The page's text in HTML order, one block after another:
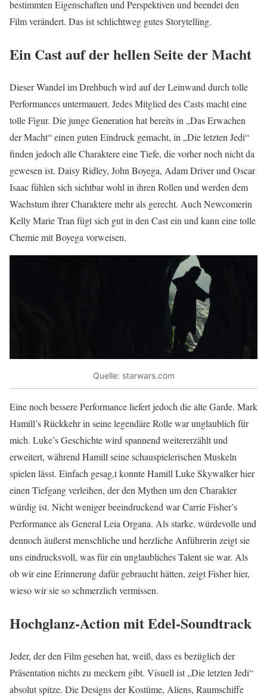
bestimmten Eigenschaften und Perspektiven und beendet den
Film verändert. Das ist schlichtweg gutes Storytelling.
Ein Cast auf der hellen Seite der Macht
Dieser Wandel im Drehbuch wird auf der Leinwand durch tolle
Performances untermauert. Jedes Mitglied des Casts macht eine
tolle Figur. Die junge Generation hat bereits in „Das Erwachen
der Macht“ einen guten Eindruck gemacht, in „Die letzten Jedi“
finden jedoch alle Charaktere eine Tiefe, die vorher noch nicht da
gewesen ist. Daisy Ridley, John Boyega, Adam Driver und Oscar
Isaac fühlen sich sichtbar wohl in ihren Rollen und werden dem
Wachstum ihrer Charaktere mehr als gerecht. Auch Newcomerin
Kelly Marie Tran fügt sich gut in den Cast ein und kann eine tolle
Chemie mit Boyega vorweisen.
Quelle: starwars.com
Eine noch bessere Performance liefert jedoch die alte Garde. Mark
Hamill’s Rückkehr in seine legendäre Rolle war unglaublich für
mich. Luke’s Geschichte wird spannend weitererzählt und
erweitert, während Hamill seine schauspielerischen Muskeln
spielen lässt. Einfach gesag,t konnte Hamill Luke Skywalker hier
einen Tiefgang verleihen, der den Mythen um den Charakter
würdig ist. Nicht weniger beeindruckend war Carrie Fisher’s
Performance als General Leia Organa. Als starke, würdevolle und
dennoch äußerst menschliche und herzliche Anführerin zeigt sie
uns eindrucksvoll, was für ein unglaubliches Talent sie war. Als
ob wir eine Erinnerung dafür gebraucht hätten, zeigt Fisher hier,
wieso wir sie so schmerzlich vermissen.
Hochglanz-Action mit Edel-Soundtrack
Jeder, der den Film gesehen hat, weiß, dass es bezüglich der
Präsentation nichts zu meckern gibt. Visuell ist „Die letzten Jedi“
absolut spitze. Die Designs der Kostüme, Aliens, Raumschiffe